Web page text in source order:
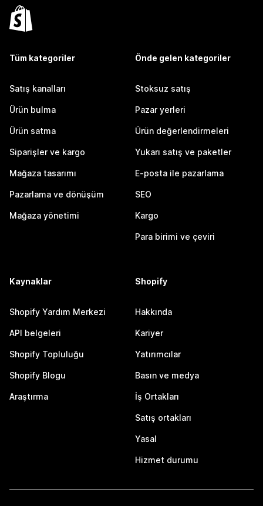
Tüm kategoriler
Satış kanalları
Ürün bulma
Ürün satma
Siparişler ve kargo
Mağaza tasarımı
Pazarlama ve dönüşüm
Mağaza yönetimi
Önde gelen kategoriler
Stoksuz satış
Pazar yerleri
Ürün değerlendirmeleri
Yukarı satış ve paketler
E-posta ile pazarlama
SEO
Kargo
Para birimi ve çeviri
Kaynaklar
Shopify Yardım Merkezi
API belgeleri
Shopify Topluluğu
Shopify Blogu
Araştırma
Shopify
Hakkında
Kariyer
Yatırımcılar
Basın ve medya
İş Ortakları
Satış ortakları
Yasal
Hizmet durumu